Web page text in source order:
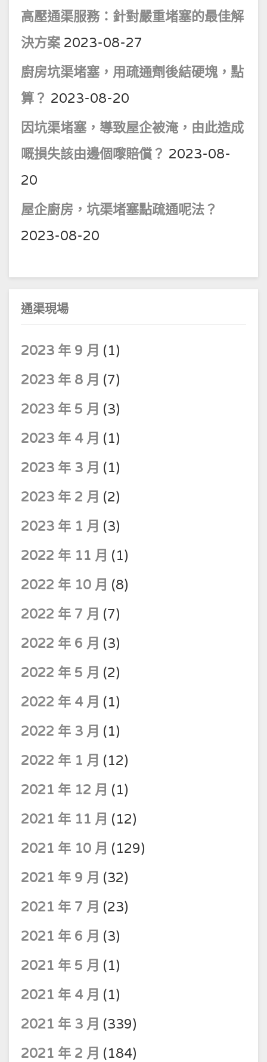
高壓通渠服務：針對嚴重堵塞的最佳解
決方案 2023-08-27
廚房坑渠堵塞，用疏通劑後結硬塊，點
算？ 2023-08-20
因坑渠堵塞，導致屋企被淹，由此造成
嘅損失該由邊個嚟賠償？ 2023-08-
20
屋企廚房，坑渠堵塞點疏通呢法？
2023-08-20
通渠現場
2023 年 9 月 (1)
2023 年 8 月 (7)
2023 年 5 月 (3)
2023 年 4 月 (1)
2023 年 3 月 (1)
2023 年 2 月 (2)
2023 年 1 月 (3)
2022 年 11 月 (1)
2022 年 10 月 (8)
2022 年 7 月 (7)
2022 年 6 月 (3)
2022 年 5 月 (2)
2022 年 4 月 (1)
2022 年 3 月 (1)
2022 年 1 月 (12)
2021 年 12 月 (1)
2021 年 11 月 (12)
2021 年 10 月 (129)
2021 年 9 月 (32)
2021 年 7 月 (23)
2021 年 6 月 (3)
2021 年 5 月 (1)
2021 年 4 月 (1)
2021 年 3 月 (339)
2021 年 2 月 (184)